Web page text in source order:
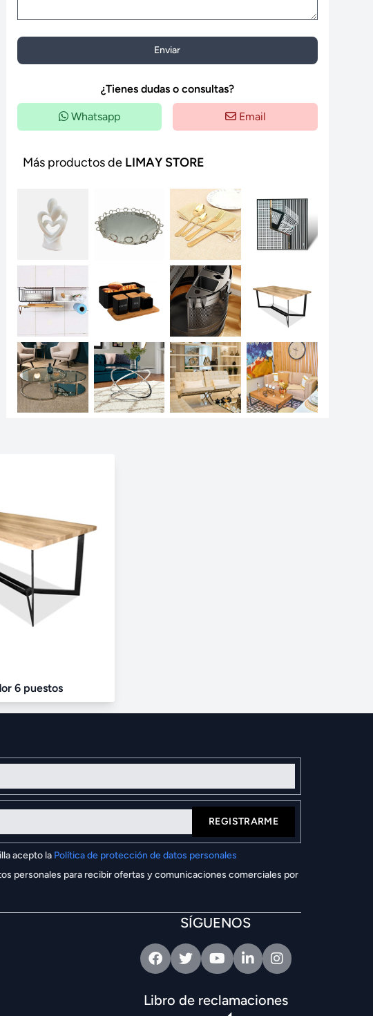
Enviar
¿Tienes dudas o consultas?
Whatsapp Email
Más productos de LIMAY STORE
6 puestos
REGISTRARME
acepto la Política de protección de datos personales
personales para recibir ofertas y comunicaciones comerciales por
SÍGUENOS
FacebookTwitterYoutubeLinkedinIntagram
Libro de reclamaciones